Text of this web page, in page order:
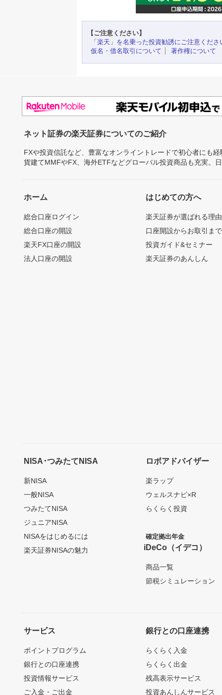
【ご注意ください】
「楽天」を名乗った投資勧誘にご注意くださ
仮名・借名取引について
著作権について
ネット証券の楽天証券についてのご紹介
FXや投資信託など、豊富なオンライントレードで初心者にも
貨建てMMFやFX、海外ETFなどグローバル投資商品も充実。
ホーム
総合口座ログイン
総合口座の開設
楽天FX口座の開設
法人口座の開設
はじめての方へ
楽天証券が選ばれる理由
口座開設からお取引ま
投資ガイド&セミナー
楽天証券のあんしん
NISA･つみたてNISA
新NISA
一般NISA
つみたてNISA
ジュニアNISA
NISAをはじめるには
楽天証券NISAの魅力
ロボアドバイザー
楽ラップ
ウェルスナビ×R
らくらく投資
確定拠出年金
iDeCo（イデコ）
商品一覧
節税シミュレーション
サービス
ポイントプログラム
銀行との口座連携
投資情報サービス
ご入金・ご出金
銀行との口座連携
らくらく入金
らくらく出金
残高表示サービス
投資あんしんサービス